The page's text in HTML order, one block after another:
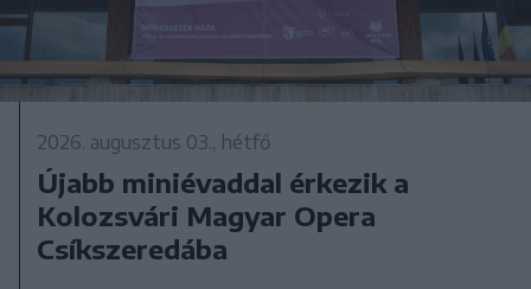
2026. augusztus 03., hétfő
Újabb miniévaddal érkezik a
Kolozsvári Magyar Opera
Csíkszeredába